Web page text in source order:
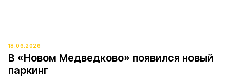
18.06.2026
В «Новом Медведково» появился новый
паркинг